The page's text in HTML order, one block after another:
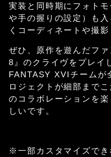
実装と同時期にフォト
や手の握りの設定）も
くコーディネートや撮影
ぜひ、原作を遊んだフ
8』のクライヴをプレイ
FANTASY XVIチームが
ロジェクトが細部まで
のコラボレーションを
しいです。
※一部カスタマイズでき